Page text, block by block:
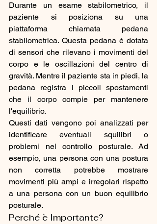
Durante un esame stabilometrico, il
paziente si posiziona su una
piattaforma chiamata pedana
stabilometrica. Questa pedana è dotata
di sensori che rilevano i movimenti del
corpo e le oscillazioni del centro di
gravità. Mentre il paziente sta in piedi, la
pedana registra i piccoli spostamenti
che il corpo compie per mantenere
l'equilibrio.
Questi dati vengono poi analizzati per
identificare eventuali squilibri o
problemi nel controllo posturale. Ad
esempio, una persona con una postura
non corretta potrebbe mostrare
movimenti più ampi e irregolari rispetto
a una persona con un buon equilibrio
posturale.
Perché è Importante?